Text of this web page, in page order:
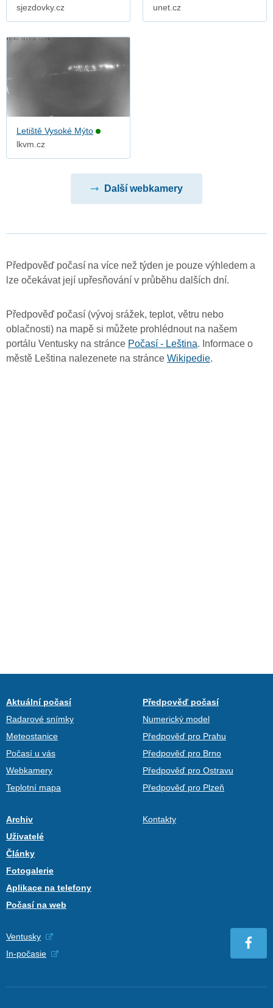
sjezdovky.cz
unet.cz
Letiště Vysoké Mýto
lkvm.cz
Další webkamery
Předpověď počasí na více než týden je pouze výhledem a
lze očekávat její upřesňování v průběhu dalších dní.
Předpověď počasí (vývoj srážek, teplot, větru nebo
oblačnosti) na mapě si můžete prohlédnout na našem
portálu Ventusky na stránce Počasí - Leština. Informace o
městě Leština nalezenete na stránce Wikipedie.
Aktuální počasí
Radarové snímky
Meteostanice
Počasí u vás
Webkamery
Teplotní mapa
Předpověď počasí
Numerický model
Předpověď pro Prahu
Předpověď pro Brno
Předpověď pro Ostravu
Předpověď pro Plzeň
Archiv
Uživatelé
Články
Fotogalerie
Aplikace na telefony
Počasí na web
Kontakty
Ventusky
In-počasie